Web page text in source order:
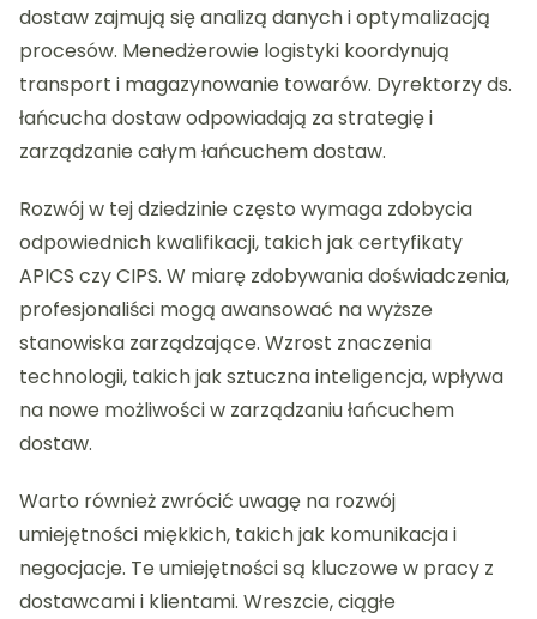
dostaw zajmują się analizą danych i optymalizacją
procesów. Menedżerowie logistyki koordynują
transport i magazynowanie towarów. Dyrektorzy ds.
łańcucha dostaw odpowiadają za strategię i
zarządzanie całym łańcuchem dostaw.
Rozwój w tej dziedzinie często wymaga zdobycia
odpowiednich kwalifikacji, takich jak certyfikaty
APICS czy CIPS. W miarę zdobywania doświadczenia,
profesjonaliści mogą awansować na wyższe
stanowiska zarządzające. Wzrost znaczenia
technologii, takich jak sztuczna inteligencja, wpływa
na nowe możliwości w zarządzaniu łańcuchem
dostaw.
Warto również zwrócić uwagę na rozwój
umiejętności miękkich, takich jak komunikacja i
negocjacje. Te umiejętności są kluczowe w pracy z
dostawcami i klientami. Wreszcie, ciągłe